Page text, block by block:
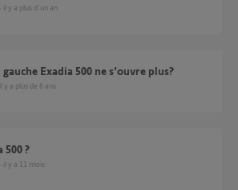
il y a plus d'un an
Exadia 500 ne s'ouvre plus?
il y a plus de 6 ans
500 ?
il y a 11 mois